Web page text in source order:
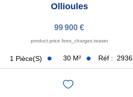
Ollioules
99 900 €
product.price.fees_charges.teaser
1 Pièce(s) 30 M² Réf : 2936